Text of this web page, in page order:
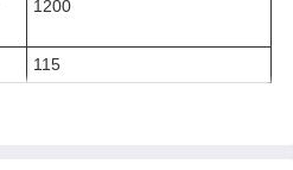
1200
115